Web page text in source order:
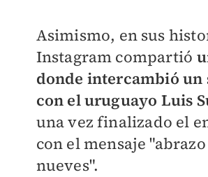
Asimismo, en sus
Instagram compartió
donde intercambió un
con el uruguayo Luis
una vez finalizado el
con el mensaje
nueves".